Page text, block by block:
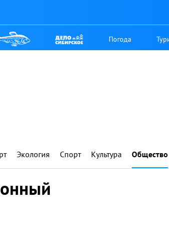
Погода
Экология Спорт Культура Общество